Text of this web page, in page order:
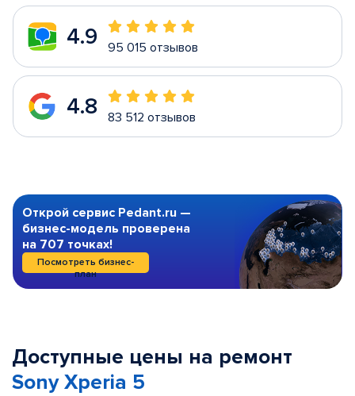
4.9 95 015 отзывов
4.8 83 512 отзывов
Открой сервис Pedant.ru —
бизнес-модель проверена
на 707 точках!
Посмотреть бизнес-
план
Доступные цены на ремонт
Sony Xperia 5